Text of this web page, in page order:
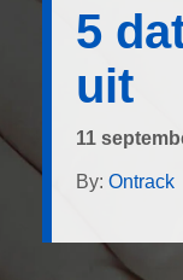
5
uit
11
By: Ontrack